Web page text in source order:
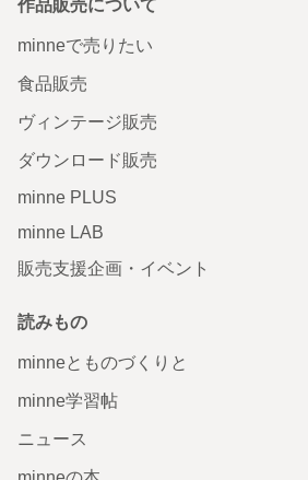
作品販売について
minneで売りたい
食品販売
ヴィンテージ販売
ダウンロード販売
minne PLUS
minne LAB
販売支援企画・イベント
読みもの
minneとものづくりと
minne学習帖
ニュース